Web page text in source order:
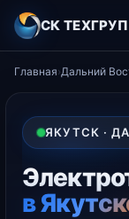
СК
Главная›Дальний
ЯКУТСК ·
в